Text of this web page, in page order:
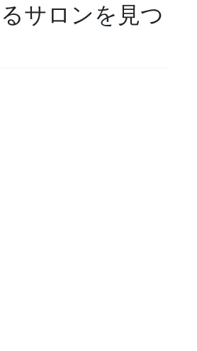
サロンを見つ